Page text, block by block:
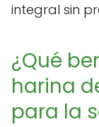
integral sin
¿Qué
harina
para la